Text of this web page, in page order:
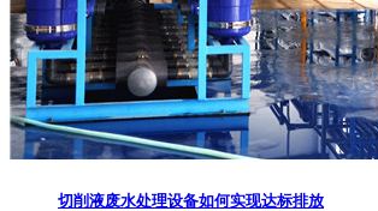
切削液废水处理设备如何实现达标排放